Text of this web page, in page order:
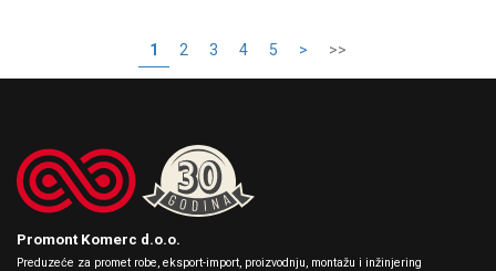
1 2 3 4 5 > >>
Promont Komerc d.o.o.
Preduzeće za promet robe, eksport-import, proizvodnju, montažu i inžinjering